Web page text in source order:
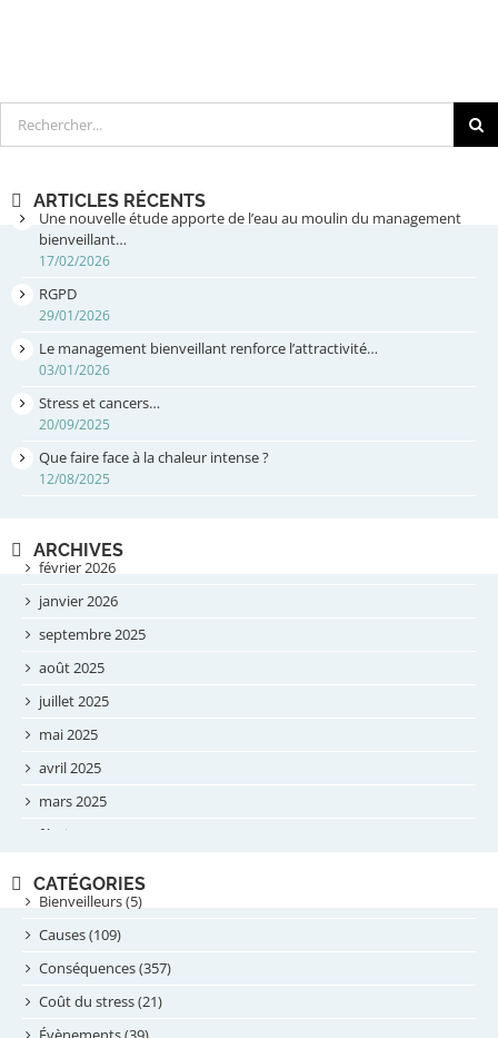
Rechercher
ARTICLES RÉCENTS
Une nouvelle étude apporte de l’eau au moulin du management
bienveillant…
17/02/2026
RGPD
29/01/2026
Le management bienveillant renforce l’attractivité…
03/01/2026
Stress et cancers…
20/09/2025
Que faire face à la chaleur intense ?
12/08/2025
ARCHIVES
février 2026
janvier 2026
septembre 2025
août 2025
juillet 2025
mai 2025
avril 2025
mars 2025
février 2025
septembre 2024
août 2024
juillet 2024
juin 2024
CATÉGORIES
Bienveilleurs (5)
Causes (109)
Conséquences (357)
Coût du stress (21)